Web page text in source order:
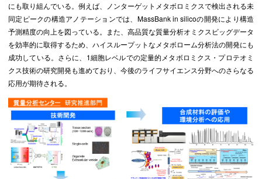
にも取り組んでいる。例えば、ノンターゲットメタボロミクスで検出される未
同定ピークの構造アノテーションでは、MassBank in silicoの開発により構造
予測精度の向上を図っている。また、高品質な質量分析オミクスビッグデータ
を効率的に取得するため、ハイスループットなメタボローム分析法の開発にも
成功している。さらに、1細胞レベルでの定量的メタボロミクス・プロテオミ
クス技術の研究開発も進めており、今後のライフサイエンス分野へのさらなる
応用が期待される。